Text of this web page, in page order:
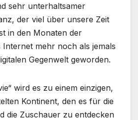
sehr unterhaltsamer
der viel über unsere Zeit
in den Monaten der
Internet mehr noch als jemals
Gegenwelt geworden.
wird es zu einem einzigen,
Kontinent, den es für die
die Zuschauer zu entdecken